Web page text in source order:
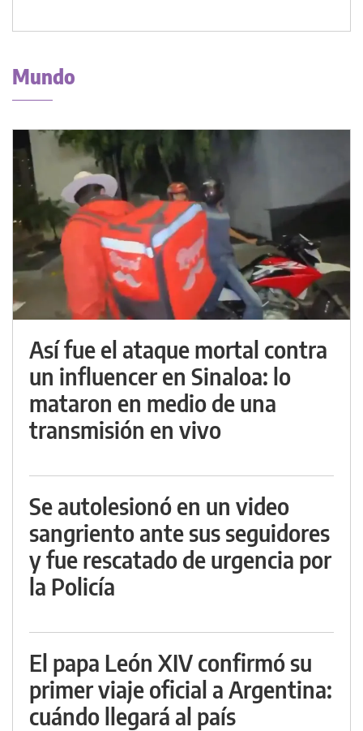
Mundo
Así fue el ataque mortal contra
un influencer en Sinaloa: lo
mataron en medio de una
transmisión en vivo
Se autolesionó en un video
sangriento ante sus seguidores
y fue rescatado de urgencia por
la Policía
El papa León XIV confirmó su
primer viaje oficial a Argentina:
cuándo llegará al país